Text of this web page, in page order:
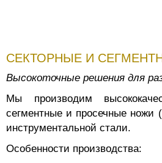
СЕКТОРНЫЕ И
Высокоточные решения для
Мы производим
сегментные и просечные ножи
инструментальной стали.
Особенности производства: